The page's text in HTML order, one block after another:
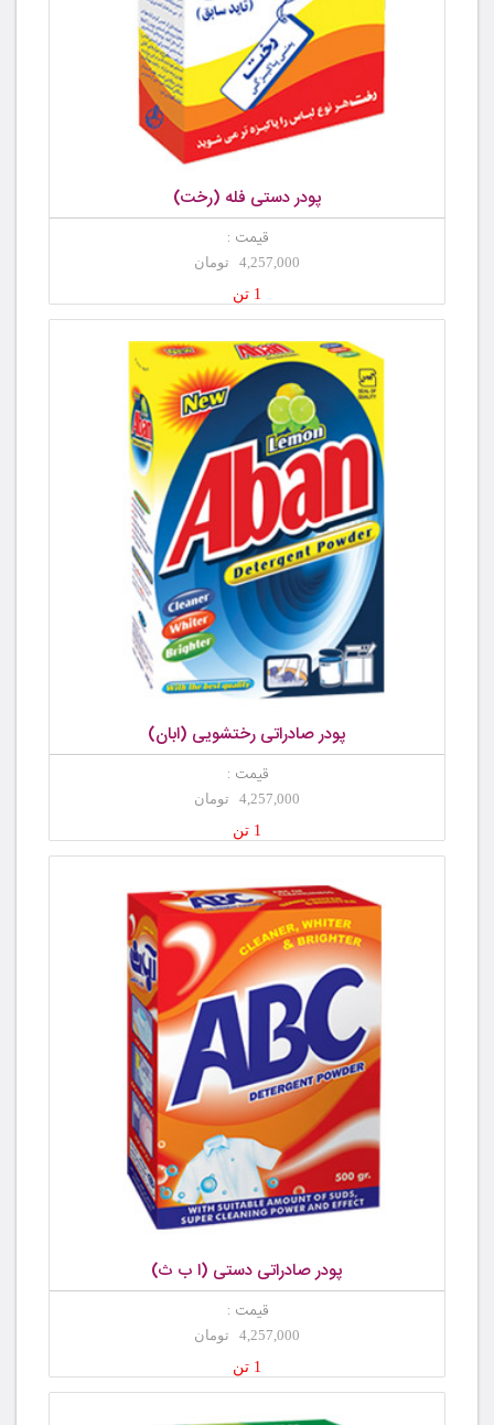
پودر دستی فله (رخت)
قیمت :
4,257,000 تومان
1 تن
پودر صادراتی رختشویی (ابان)
قیمت :
4,257,000 تومان
1 تن
پودر صادراتی دستی (ا ب ث)
قیمت :
4,257,000 تومان
1 تن